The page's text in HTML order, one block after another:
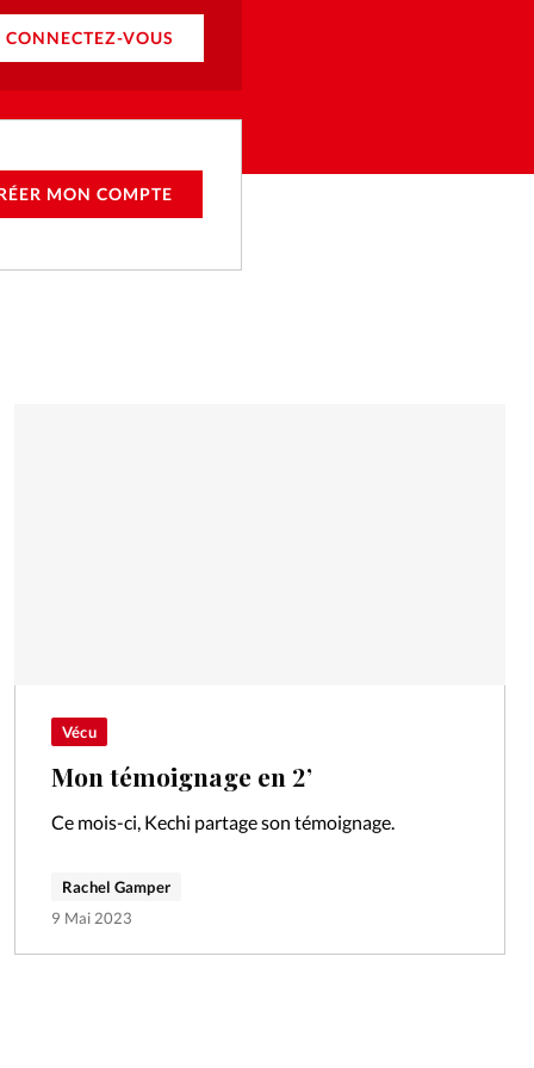
CONNECTEZ-VOUS
MON COMPTE
Vécu
Mon témoignage en 2’
Ce mois-ci, Kechi partage son témoignage.
Rachel Gamper
9 Mai 2023